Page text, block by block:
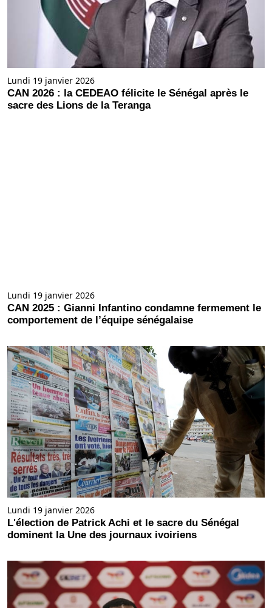
Lundi 19 janvier 2026
CAN 2026 : la CEDEAO félicite le Sénégal après le
sacre des Lions de la Teranga
Lundi 19 janvier 2026
CAN 2025 : Gianni Infantino condamne fermement le
comportement de l’équipe sénégalaise
Lundi 19 janvier 2026
L'élection de Patrick Achi et le sacre du Sénégal
dominent la Une des journaux ivoiriens